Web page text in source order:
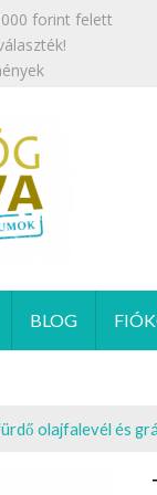
forint felett
BLOG
olajfalevél és